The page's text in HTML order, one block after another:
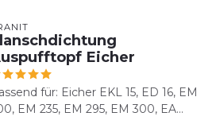
Eicher
für: Eicher EKL 15, ED 16, EM
EM 235, EM 295, EM 300, EA...